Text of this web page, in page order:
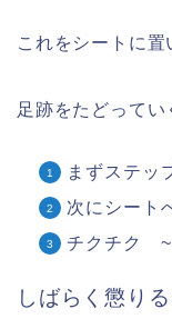
これをシートに置
足跡をたどってい
まずステッ
次にシート
チクチク
しばらく懲り